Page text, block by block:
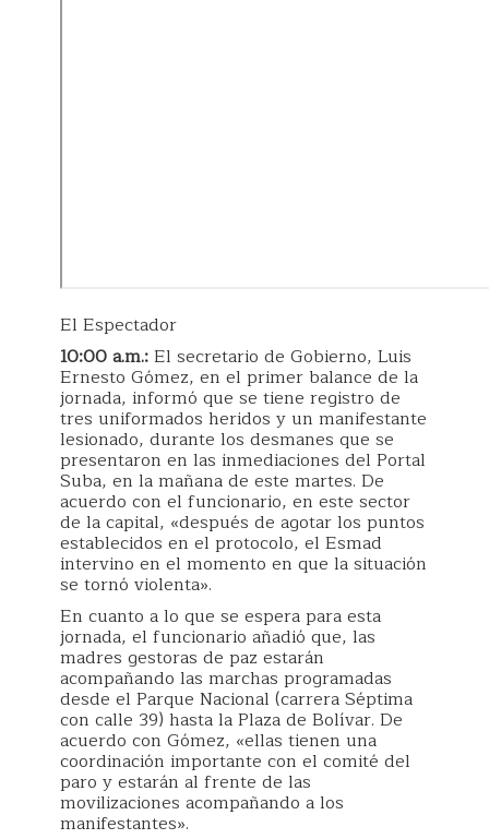
El Espectador
10:00 a.m.:El secretario de Gobierno, Luis
Ernesto Gómez, en el primer balance de la
jornada, informó que se tiene registro de
tres uniformados heridos y un manifestante
lesionado, durante los desmanes que se
presentaron en las inmediaciones del Portal
Suba, en la mañana de este martes. De
acuerdo con el funcionario, en este sector
de la capital, «después de agotar los puntos
establecidos en el protocolo, el Esmad
intervino en el momento en que la situación
se tornó violenta».
En cuanto a lo que se espera para esta
jornada, el funcionario añadió que, las
madres gestoras de paz estarán
acompañando las marchas programadas
desde el Parque Nacional (carrera Séptima
con calle 39) hasta la Plaza de Bolívar. De
acuerdo con Gómez, «ellas tienen una
coordinación importante con el comité del
paro y estarán al frente de las
movilizaciones acompañando a los
manifestantes».